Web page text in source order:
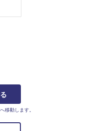
移動します。